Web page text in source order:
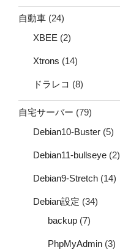
自動車 (24)
XBEE (2)
Xtrons (14)
ドラレコ (8)
自宅サーバー (79)
Debian10-Buster (5)
Debian11-bullseye (2)
Debian9-Stretch (14)
Debian設定 (34)
backup (7)
PhpMyAdmin (3)